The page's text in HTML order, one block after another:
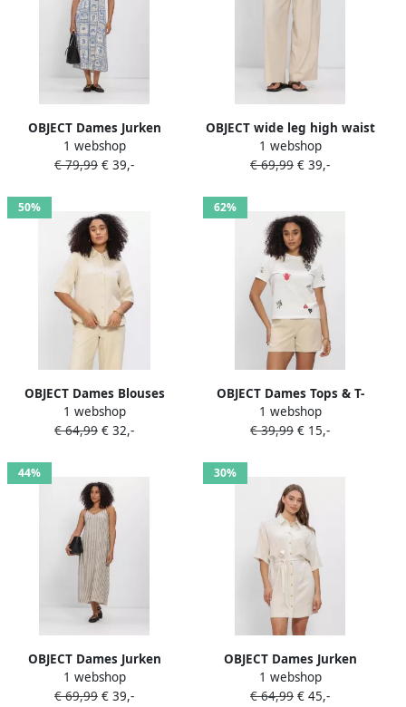
OBJECT Dames Jurken
Objvima S s Midi Dress Ecru
1 webshop
€ 79,99 € 39,-
OBJECT wide leg high waist
casual broek met linnen
zand
1 webshop
€ 69,99 € 39,-
50%
OBJECT Dames Blouses
Objframe 2 4 Re Denim Top
Beige
1 webshop
€ 64,99 € 32,-
62%
OBJECT Dames Tops & T-
shirts Objlunai 2 4 Lo T-shirt
Gebroken Wit
1 webshop
€ 39,99 € 15,-
44%
OBJECT Dames Jurken
Objsanne Lo Strap Dress
Ecru
1 webshop
€ 69,99 € 39,-
30%
OBJECT Dames Jurken
Objsanne 2 4 Lo Shirt Dress
Ecru
1 webshop
€ 64,99 € 45,-